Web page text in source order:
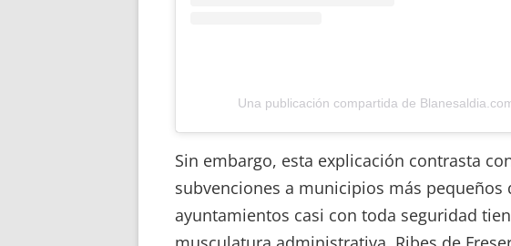
Una publicación compartida de
Sin embargo, esta explicación contrasta
subvenciones a municipios más pequeños
ayuntamientos casi con toda seguridad